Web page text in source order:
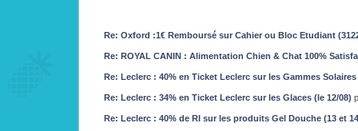
Re: Oxford :1€ Remboursé sur Cahier ou Bloc Etudiant
Re: ROYAL CANIN : Alimentation Chien & Chat 100%
Re: Leclerc : 40% en Ticket Leclerc sur les Gammes Solaires
Re: Leclerc : 34% en Ticket Leclerc sur les Glaces (le 12/08)
Re: Leclerc : 40% de RI sur les produits Gel Douche (13 et